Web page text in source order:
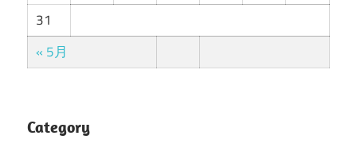
« 5月
31
Category